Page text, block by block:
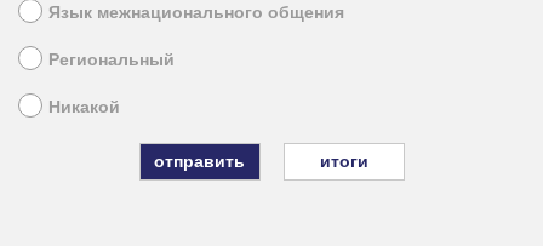
Язык межнационального общения
Региональный
Никакой
итоги